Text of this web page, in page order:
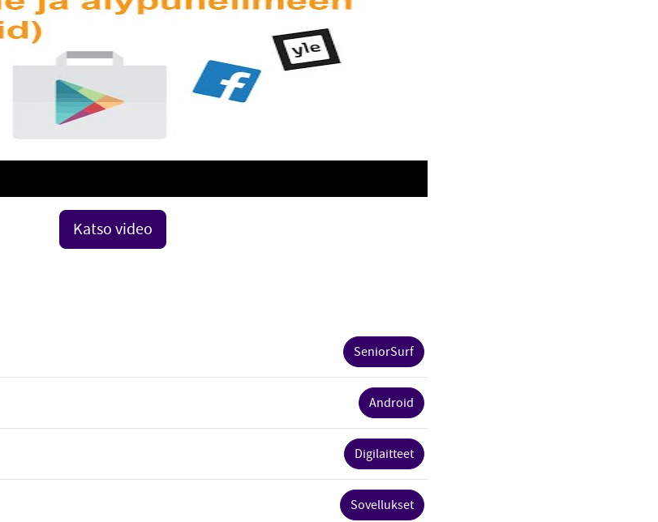
Katso video
SeniorSurf
Android
Digilaitteet
Sovellukset